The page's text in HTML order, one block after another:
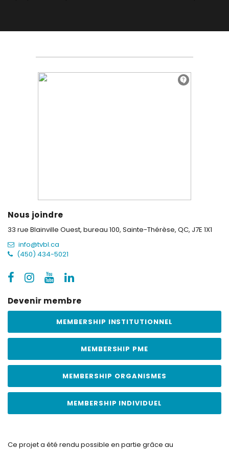
Nous joindre
33 rue Blainville Ouest, bureau 100, Sainte-Thérèse, QC, J7E 1X1
info@tvbl.ca
(450) 434-5021
Devenir membre
MEMBERSHIP INSTITUTIONNEL
MEMBERSHIP PME
MEMBERSHIP ORGANISMES
MEMBERSHIP INDIVIDUEL
Ce projet a été rendu possible en partie grâce au